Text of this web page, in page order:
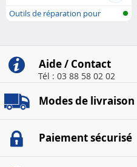
Outils de réparation pour
Aide / Contact
Tél : 03 88 58 02 02
Modes de livraison
Paiement sécurisé